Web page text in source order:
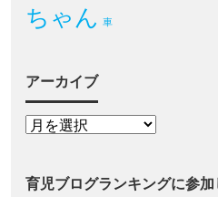
ちゃん 車
アーカイブ
育児ブログランキングに参